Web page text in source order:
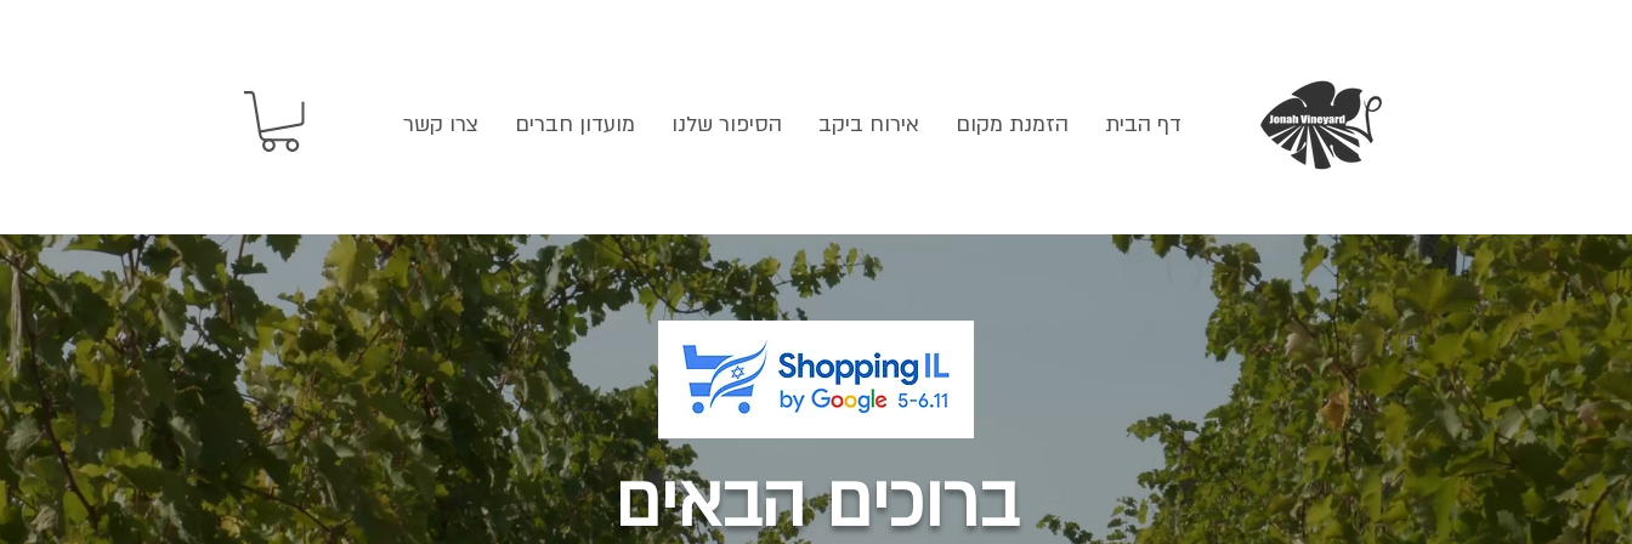
דף הבית הזמנת מקום אירוח ביקב הסיפור שלנו מועדון חברים צרו קשר
ברוכים הבאים